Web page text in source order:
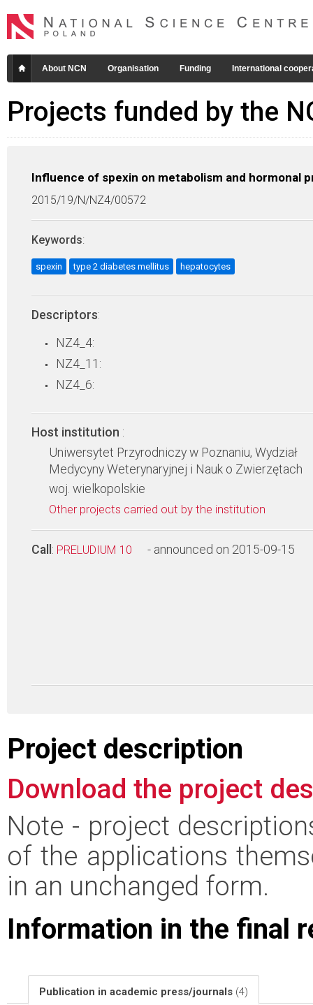
About NCN Organisation Funding International
Projects funded by the
Influence of spexin on metabolism and hormonal
2015/19/N/NZ4/00572
Keywords:
spexin type 2 diabetes mellitus hepatocytes
Descriptors:
NZ4_4:
NZ4_11:
NZ4_6:
Host institution :
Uniwersytet Przyrodniczy w Poznaniu, Wydział
Medycyny Weterynaryjnej i Nauk o Zwierzętach
woj. wielkopolskie
Other projects carried out by the institution
Call : PRELUDIUM 10 - announced on 2015-09-15
Project description
Download the project
Note - project
of the applications
in an unchanged form.
Information in the final
Publication in academic press/journals (4)